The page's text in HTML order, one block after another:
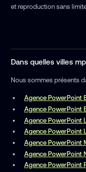
et reproduction sans
Dans quelles villes
Nous sommes présents
Agence PowerPoint
Agence PowerPoint
Agence PowerPoint
Agence PowerPoint
Agence PowerPoint
Agence PowerPoint
Agence PowerPoint